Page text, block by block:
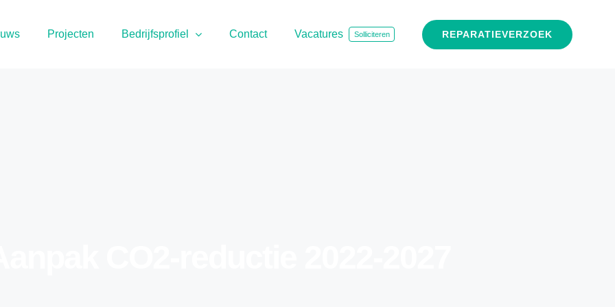
Projecten Bedrijfsprofiel Contact Vacatures Solliciteren REPARATIEVERZOEK